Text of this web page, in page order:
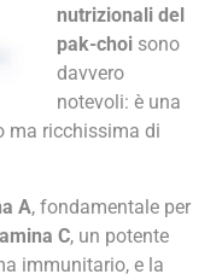
nutrizionali del
pak-choi sono
davvero
notevoli: è una
ma ricchissima di
A, fondamentale per
C, un potente
immunitario, e la